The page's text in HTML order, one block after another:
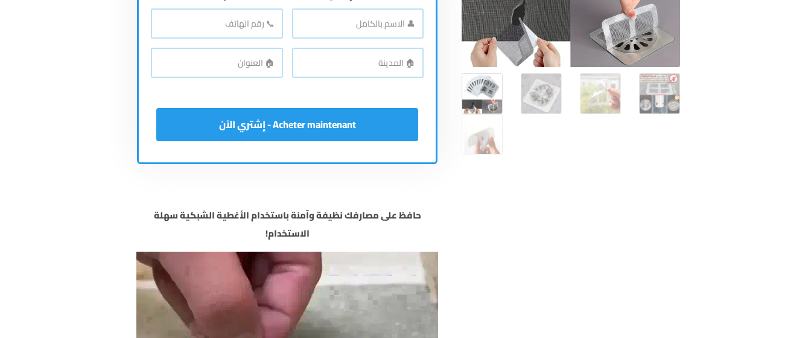
👤
الاسم
بالكامل*
📞
رقم
الهاتف*
🏠
المدينة*
🏠
العنوان*
Acheter maintenant - إشتري الآن
حافظ على مصارفك نظيفة وآمنة باستخدام الأغطية الشبكية سهلة
الاستخدام!